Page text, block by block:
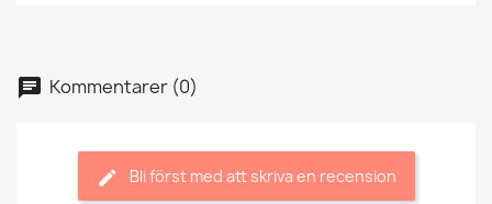
Kommentarer (0)
Bli först med att skriva en recension